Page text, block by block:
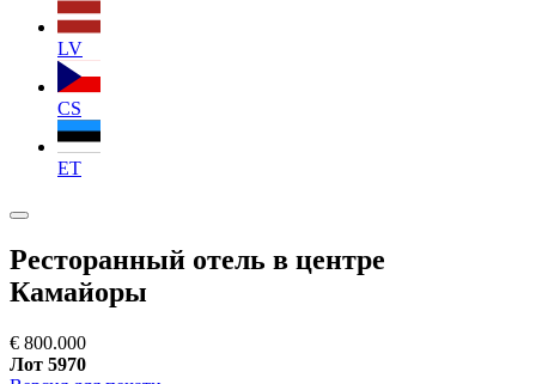
LV
CS
ET
Ресторанный отель в центре
Камайоры
€ 800.000
Лот 5970